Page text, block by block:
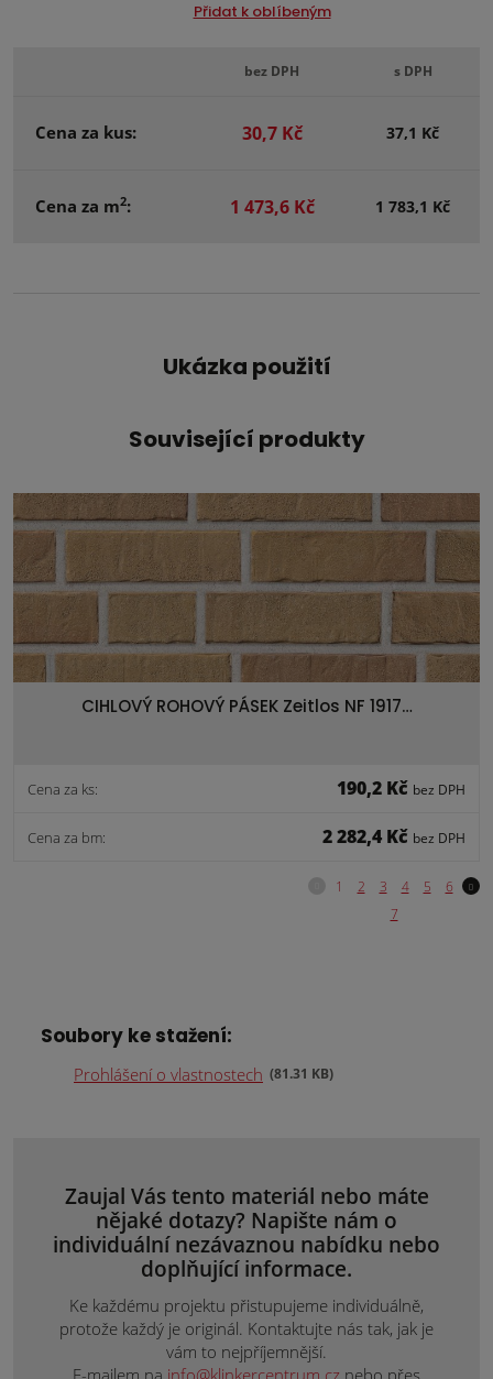
Přidat k oblíbeným
bez DPH s DPH
Cena za kus: 30,7 Kč 37,1 Kč
Cena za m2: 1 473,6 Kč 1 783,1 Kč
Ukázka použití
Související produkty
CIHLOVÝ ROHOVÝ PÁSEK Zeitlos NF 1917…
Cena za ks: 190,2 Kč bez DPH
Cena za bm: 2 282,4 Kč bez DPH
Soubory ke stažení:
Prohlášení o vlastnostech 81.31 KB
Zaujal Vás tento materiál nebo máte
nějaké dotazy? Napište nám o
individuální nezávaznou nabídku nebo
doplňující informace.
Ke každému projektu přistupujeme individuálně,
protože každý je originál. Kontaktujte nás tak, jak je
vám to nejpříjemnější.
E-mailem na info@klinkercentrum.cz nebo přes